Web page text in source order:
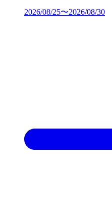
2026/08/25〜2026/08/30